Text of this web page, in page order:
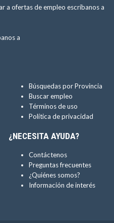
a ofertas de empleo escríbanos a
a
Búsquedas por Provincia
Buscar empleo
Términos de uso
Política de privacidad
¿NECESITA AYUDA?
Contáctenos
Preguntas frecuentes
¿Quiénes somos?
Información de interés